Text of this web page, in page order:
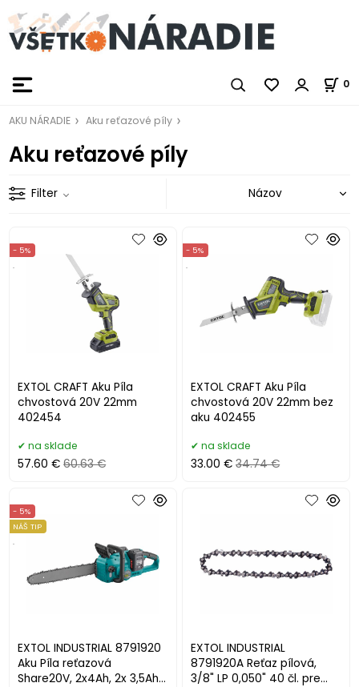
0
AKU NÁRADIE Aku reťazové píly
Aku reťazové píly
Filter
EXTOL CRAFT Aku Píla
chvostová 20V 22mm
402454
- 5%
.
na sklade
57.60 € 60.63 €
EXTOL CRAFT Aku Píla
chvostová 20V 22mm bez
aku 402455
- 5%
.
na sklade
33.00 € 34.74 €
EXTOL INDUSTRIAL 8791920
Aku Píla reťazová
Share20V, 2x4Ah, 2x 3,5Ah
- 5%
NÁŠ TIP
EXTOL INDUSTRIAL
8791920A Reťaz pílová,
3/8" LP 0,050" 40 čl. pre